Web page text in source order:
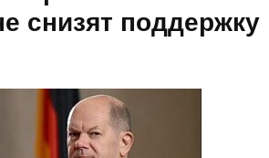
снизят поддержку